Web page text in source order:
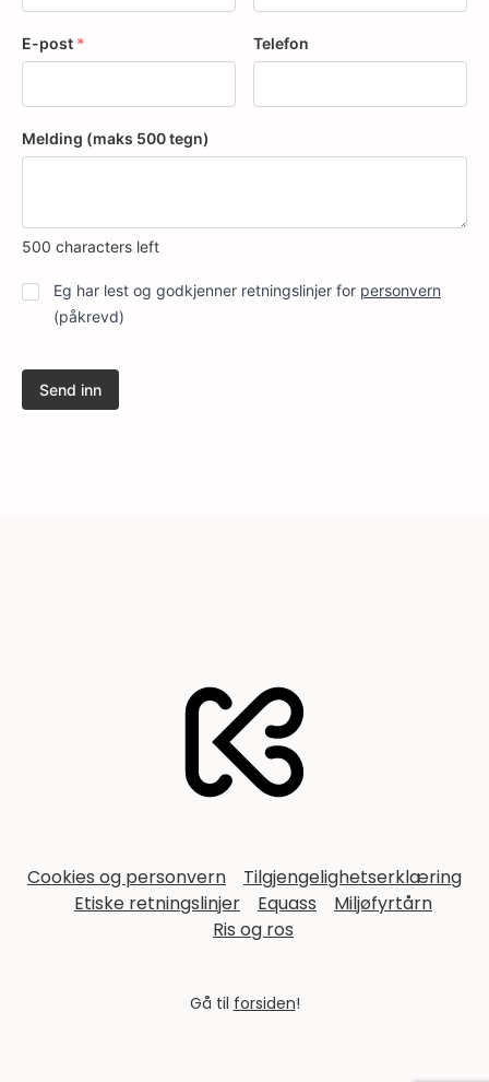
E-post * Telefon
Melding (maks 500 tegn)
500 characters left
Personvern*
Eg har lest og godkjenner retningslinjer for personvern
(påkrevd)
Send inn
Cookies og personvern
Tilgjengelighetserklæring
Etiske retningslinjer
Equass
Miljøfyrtårn
Ris og ros
Gå til forsiden!